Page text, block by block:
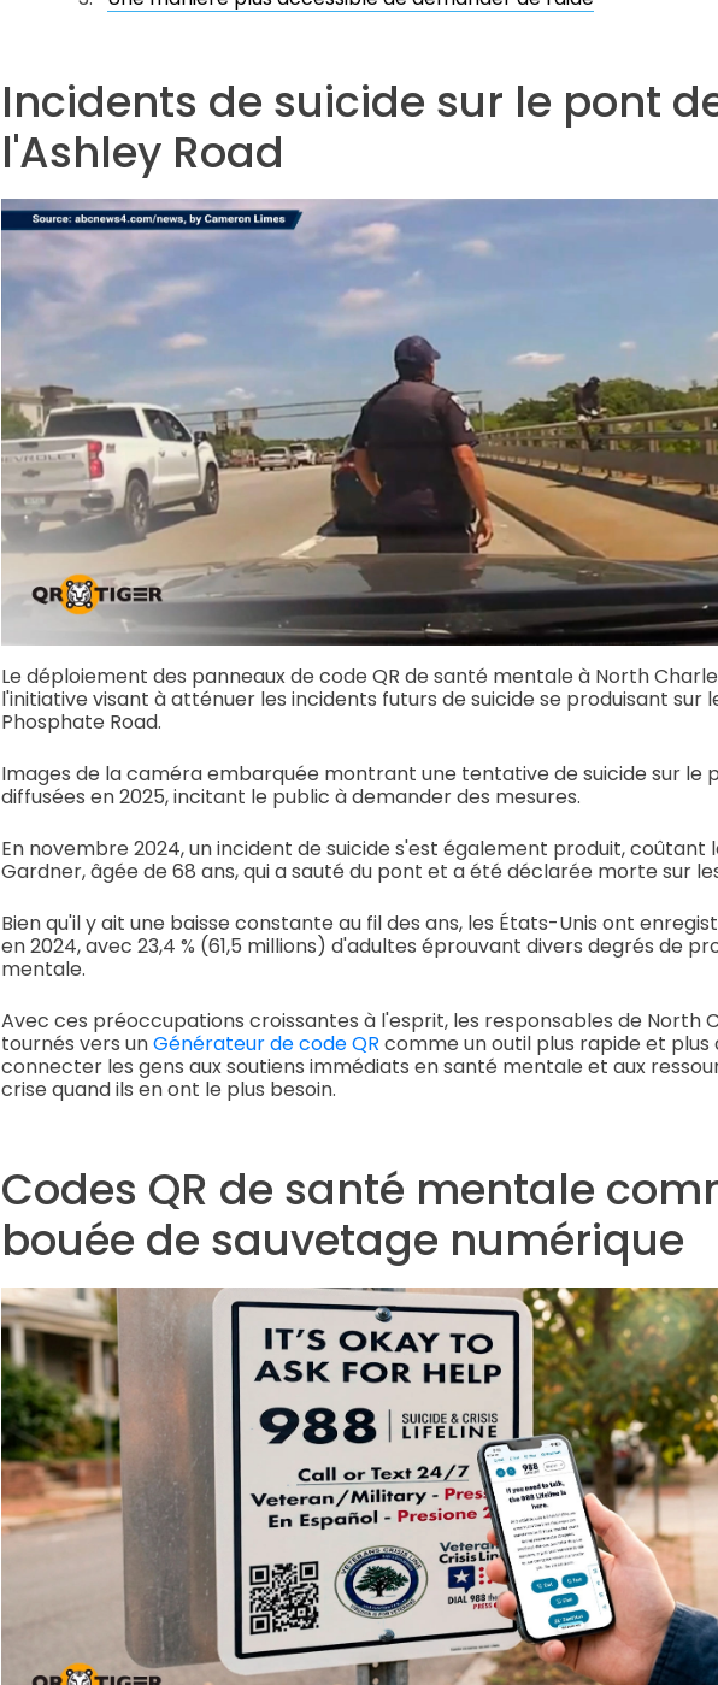
Incidents de suicide sur le pont
l'Ashley Road
Le déploiement des panneaux de code QR de santé mentale à North
l'initiative visant à atténuer les incidents futurs de suicide se produisant sur
Phosphate Road.
Images de la caméra embarquée montrant une tentative de suicide sur le
diffusées en 2025, incitant le public à demander des mesures.
En novembre 2024, un incident de suicide s'est également produit, coûtant
Gardner, âgée de 68 ans, qui a sauté du pont et a été déclarée morte sur
Bien qu'il y ait une baisse constante au fil des ans, les États-Unis ont
en 2024, avec 23,4 % (61,5 millions) d'adultes éprouvant divers degrés de
mentale.
Avec ces préoccupations croissantes à l'esprit, les responsables de North
tournés vers unGénérateur de code QR comme un outil plus rapide et plus
connecter les gens aux soutiens immédiats en santé mentale et aux
crise quand ils en ont le plus besoin.
Codes QR de santé mentale
bouée de sauvetage numérique